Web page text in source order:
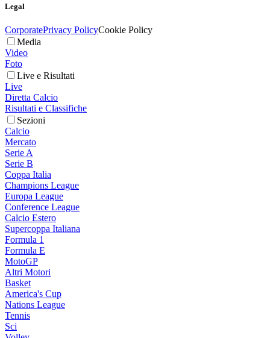
Legal
CorporatePrivacy PolicyCookie Policy
Media
Video
Foto
Live e Risultati
Live
Diretta Calcio
Risultati e Classifiche
Sezioni
Calcio
Mercato
Serie A
Serie B
Coppa Italia
Champions League
Europa League
Conference League
Calcio Estero
Supercoppa Italiana
Formula 1
Formula E
MotoGP
Altri Motori
Basket
America's Cup
Nations League
Tennis
Sci